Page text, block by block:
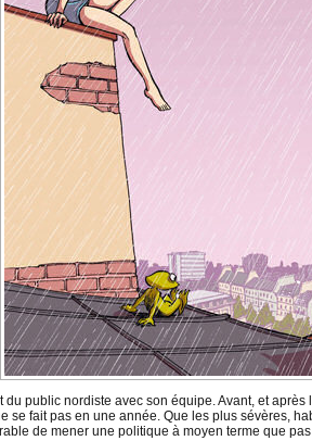
du public nordiste avec son équipe. Avant, et
se fait pas en une année. Que les plus sévères,
de mener une politique à moyen terme que